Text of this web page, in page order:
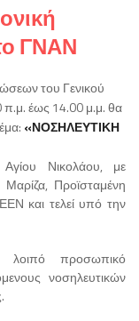
ΓΝΑΝ
του Γενικού
π.μ. έως 14.00 μ.μ.θα
«ΝΟΣΗΛΕΥΤΙΚΗ
Νικολάου, με
Προϊσταμένη
και τελεί υπό την
λοιπό προσωπικό
νοσηλευτικών